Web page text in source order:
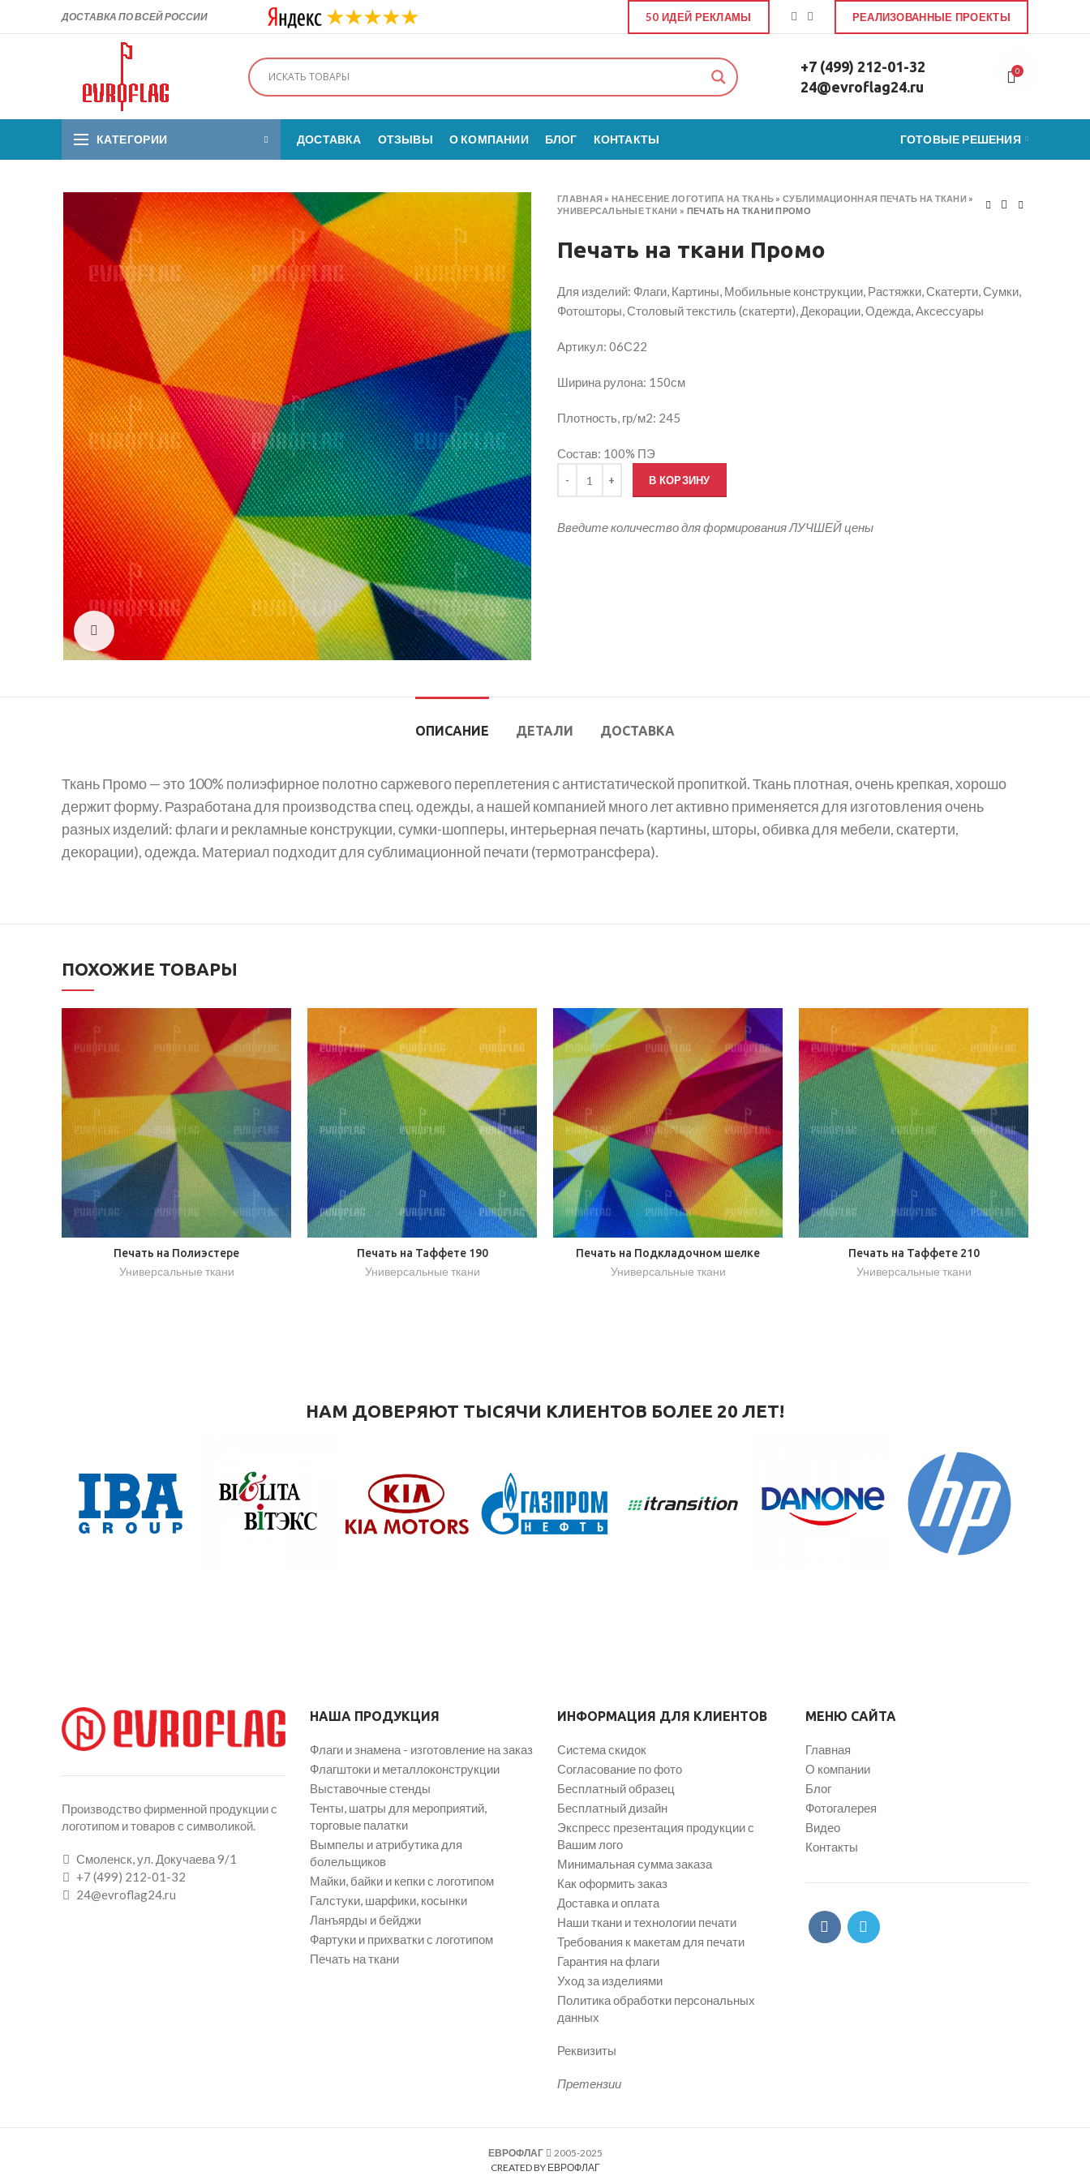
ДОСТАВКА ПО ВСЕЙ РОССИИ 50 ИДЕЙ РЕКЛАМЫ РЕАЛИЗОВАННЫЕ ПРОЕКТЫ
+7 (499) 212-01-32
24@evroflag24.ru
0
КАТЕГОРИИ ДОСТАВКА ОТЗЫВЫ О КОМПАНИИ БЛОГ КОНТАКТЫ ГОТОВЫЕ РЕШЕНИЯ
Click to enlarge
ГЛАВНАЯ »НАНЕСЕНИЕ ЛОГОТИПА НА ТКАНЬ »СУБЛИМАЦИОННАЯ ПЕЧАТЬ НА ТКАНИ »
УНИВЕРСАЛЬНЫЕ ТКАНИ » ПЕЧАТЬ НА ТКАНИ ПРОМО
Печать на ткани Промо
Для изделий: Флаги, Картины, Мобильные конструкции, Растяжки, Скатерти, Сумки,
Фотошторы, Столовый текстиль (скатерти), Декорации, Одежда, Аксессуары
Артикул: 06С22
Ширина рулона: 150см
Плотность, гр/м2: 245
Состав: 100% ПЭ
В КОРЗИНУ
Введите количество для формирования ЛУЧШЕЙ цены
ОПИСАНИЕ ДЕТАЛИ ДОСТАВКА
Ткань Промо — это 100% полиэфирное полотно саржевого переплетения с антистатической пропиткой. Ткань плотная, очень крепкая, хорошо
держит форму. Разработана для производства спец. одежды, а нашей компанией много лет активно применяется для изготовления очень
разных изделий: флаги и рекламные конструкции, сумки-шопперы, интерьерная печать (картины, шторы, обивка для мебели, скатерти,
декорации), одежда. Материал подходит для сублимационной печати (термотрансфера).
ПОХОЖИЕ ТОВАРЫ
Печать на Полиэстере
Универсальные ткани
Печать на Таффете 190
Универсальные ткани
Печать на Подкладочном шелке
Универсальные ткани
Печать на Таффете 210
Универсальные ткани
НАМ ДОВЕРЯЮТ ТЫСЯЧИ КЛИЕНТОВ БОЛЕЕ 20 ЛЕТ!
Производство фирменной продукции с
логотипом и товаров с символикой.
Смоленск, ул. Докучаева 9/1
+7 (499) 212-01-32
24@evroflag24.ru
НАША ПРОДУКЦИЯ
Флаги и знамена - изготовление на заказ
Флагштоки и металлоконструкции
Выставочные стенды
Тенты, шатры для мероприятий,
торговые палатки
Вымпелы и атрибутика для
болельщиков
Майки, байки и кепки с логотипом
Галстуки, шарфики, косынки
Ланъярды и бейджи
Фартуки и прихватки с логотипом
Печать на ткани
ИНФОРМАЦИЯ ДЛЯ КЛИЕНТОВ
Система скидок
Согласование по фото
Бесплатный образец
Бесплатный дизайн
Экспресс презентация продукции с
Вашим лого
Минимальная сумма заказа
Как оформить заказ
Доставка и оплата
Наши ткани и технологии печати
Требования к макетам для печати
Гарантия на флаги
Уход за изделиями
Политика обработки персональных
данных
Реквизиты
Претензии
МЕНЮ САЙТА
Главная
О компании
Блог
Фотогалерея
Видео
Контакты
ЕВРОФЛАГ
2005-2025
CREATED BY ЕВРОФЛАГ